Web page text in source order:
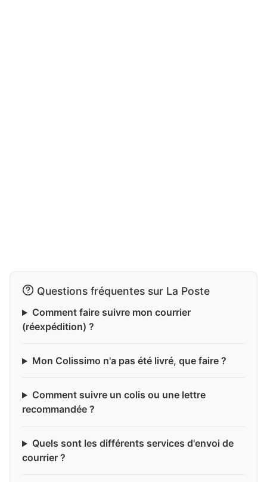
Questions fréquentes sur La Poste
Comment faire suivre mon courrier
(réexpédition) ?
Mon Colissimo n'a pas été livré, que faire ?
Comment suivre un colis ou une lettre
recommandée ?
Quels sont les différents services d'envoi de
courrier ?